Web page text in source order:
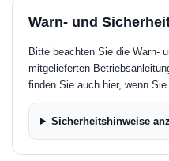
Warn- und
Bitte beachten Sie die Warn-
mitgelieferten
finden Sie auch hier, wenn
Sicherheitshinweise